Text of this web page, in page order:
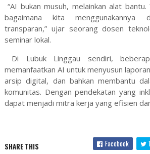
“AI bukan musuh, melainkan alat
bagaimana kita menggunakannya
transparan,” ujar seorang dosen
seminar lokal.
Di Lubuk Linggau sendiri,
memanfaatkan AI untuk menyusun
arsip digital, dan bahkan membantu
komunitas. Dengan pendekatan yang
dapat menjadi mitra kerja yang efisien
SHARE THIS Facebook